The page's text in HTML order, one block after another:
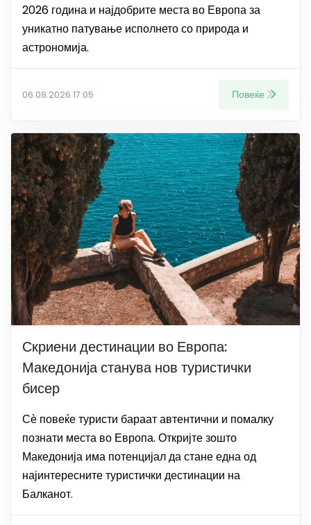
2026 година и најдобрите места во Европа за
уникатно патување исполнето со природа и
астрономија.
06.08.2026 17:05 Повеќе
Скриени дестинации во Европа:
Македонија станува нов туристички
бисер
Сѐ повеќе туристи бараат автентични и помалку
познати места во Европа. Откријте зошто
Македонија има потенцијал да стане една од
најинтересните туристички дестинации на
Балканот.